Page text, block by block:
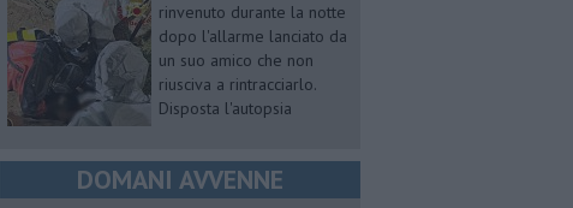
rinvenuto durante la notte
dopo l'allarme lanciato da
un suo amico che non
riusciva a rintracciarlo.
Disposta l'autopsia
DOMANI AVVENNE